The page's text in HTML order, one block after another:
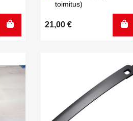
toimitus)
21,00 €